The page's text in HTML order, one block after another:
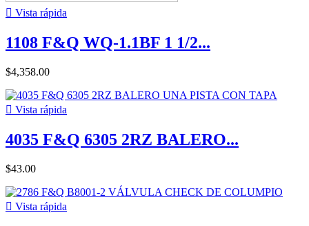
 Vista rápida
1108 F&Q WQ-1.1BF 1 1/2...
$4,358.00
 Vista rápida
4035 F&Q 6305 2RZ BALERO...
$43.00
 Vista rápida